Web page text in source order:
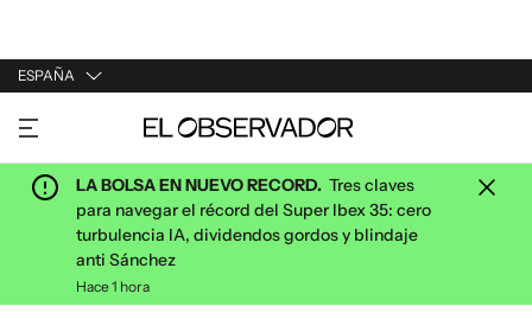
ESPAÑA
URUGUAY
ARGENTINA
ESPAÑA
ESTADOS UNIDOS
LA BOLSA EN NUEVO RECORD. Tres claves
para navegar el récord del Super Ibex 35: cero
turbulencia IA, dividendos gordos y blindaje
anti Sánchez
Hace 1 hora